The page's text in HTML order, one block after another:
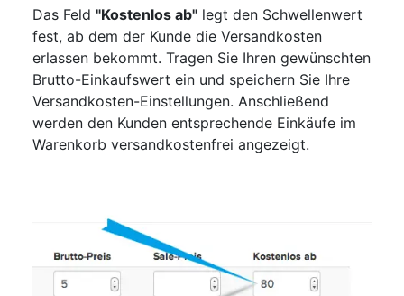
Das Feld "Kostenlos ab"legt den Schwellenwert
fest, ab dem der Kunde die Versandkosten
erlassen bekommt. Tragen Sie Ihren gewünschten
Brutto-Einkaufswert ein und speichern Sie Ihre
Versandkosten-Einstellungen. Anschließend
werden den Kunden entsprechende Einkäufe im
Warenkorb versandkostenfrei angezeigt.